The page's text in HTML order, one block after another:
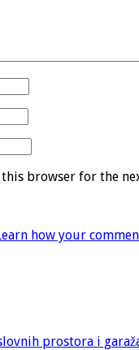
browser for the
how your